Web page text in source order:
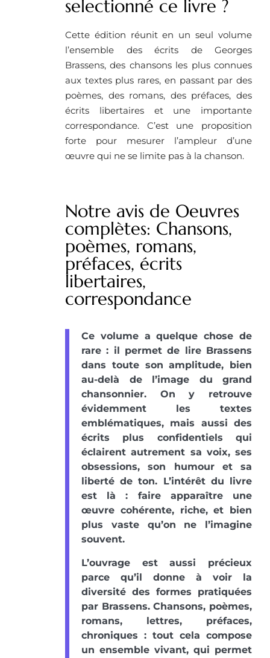
selectionné ce livre ?
Cette édition réunit en un seul volume
l’ensemble des écrits de Georges
Brassens, des chansons les plus connues
aux textes plus rares, en passant par des
poèmes, des romans, des préfaces, des
écrits libertaires et une importante
correspondance. C’est une proposition
forte pour mesurer l’ampleur d’une
œuvre qui ne se limite pas à la chanson.
Notre avis de Oeuvres
complètes: Chansons,
poèmes, romans,
préfaces, écrits
libertaires,
correspondance
Ce volume a quelque chose de
rare : il permet de lire Brassens
dans toute son amplitude, bien
au-delà de l’image du grand
chansonnier. On y retrouve
évidemment les textes
emblématiques, mais aussi des
écrits plus confidentiels qui
éclairent autrement sa voix, ses
obsessions, son humour et sa
liberté de ton. L’intérêt du livre
est là : faire apparaître une
œuvre cohérente, riche, et bien
plus vaste qu’on ne l’imagine
souvent.
L’ouvrage est aussi précieux
parce qu’il donne à voir la
diversité des formes pratiquées
par Brassens. Chansons, poèmes,
romans, lettres, préfaces,
chroniques : tout cela compose
un ensemble vivant, qui permet